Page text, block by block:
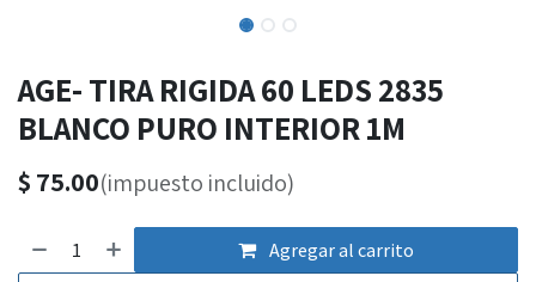
AGE- TIRA RIGIDA 60 LEDS 2835
BLANCO PURO INTERIOR 1M
$ 75.00(impuesto incluido)
Agregar al carrito